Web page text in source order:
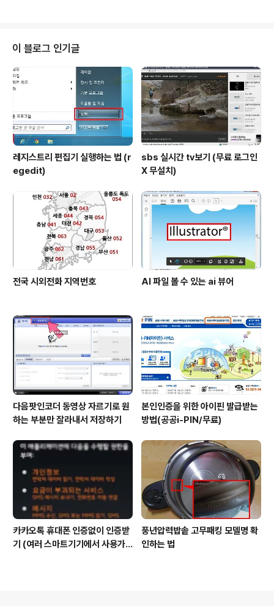
슈퍼에서 20kg짜리 쌀을 저렴하게 구입 가능하고 옥션에
서도 롯데슈퍼에서 20kg 쌀을 좀 저렴한 가격에 구입 가
능합니다. 그리고 요즘 네이버 체크아웃에서 할인율이 큰
쿠폰을 자주 발급해 주는데 이 쿠폰을 이용하면 쌀을 저렴
하게 구입할 수 있습니다. 옥션 11번가 네이버 등 쇼핑몰 할
인쿠폰/ 모바일 이벤트모음..
이 블로그 인기글
레지스트리 편집기 실행하는 법 (r
egedit)
sbs 실시간 tv보기 (무료 로그인
X 무설치)
전국 시외전화 지역번호 AI 파일 볼 수 있는 ai 뷰어
다음팟인코더 동영상 자르기로 원
하는 부분만 잘라내서 저장하기
본인인증을 위한 아이핀 발급받는
방법(공공i-PIN/무료)
카카오톡 휴대폰 인증없이 인증받
기 (여러 스마트기기에서 사용가
풍년압력밥솥 고무패킹 모델명 확
인하는 법